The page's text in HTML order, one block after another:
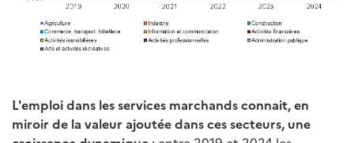
L'emploi dans les services marchands connait, en
miroir de la valeur ajoutée dans ces secteurs, une